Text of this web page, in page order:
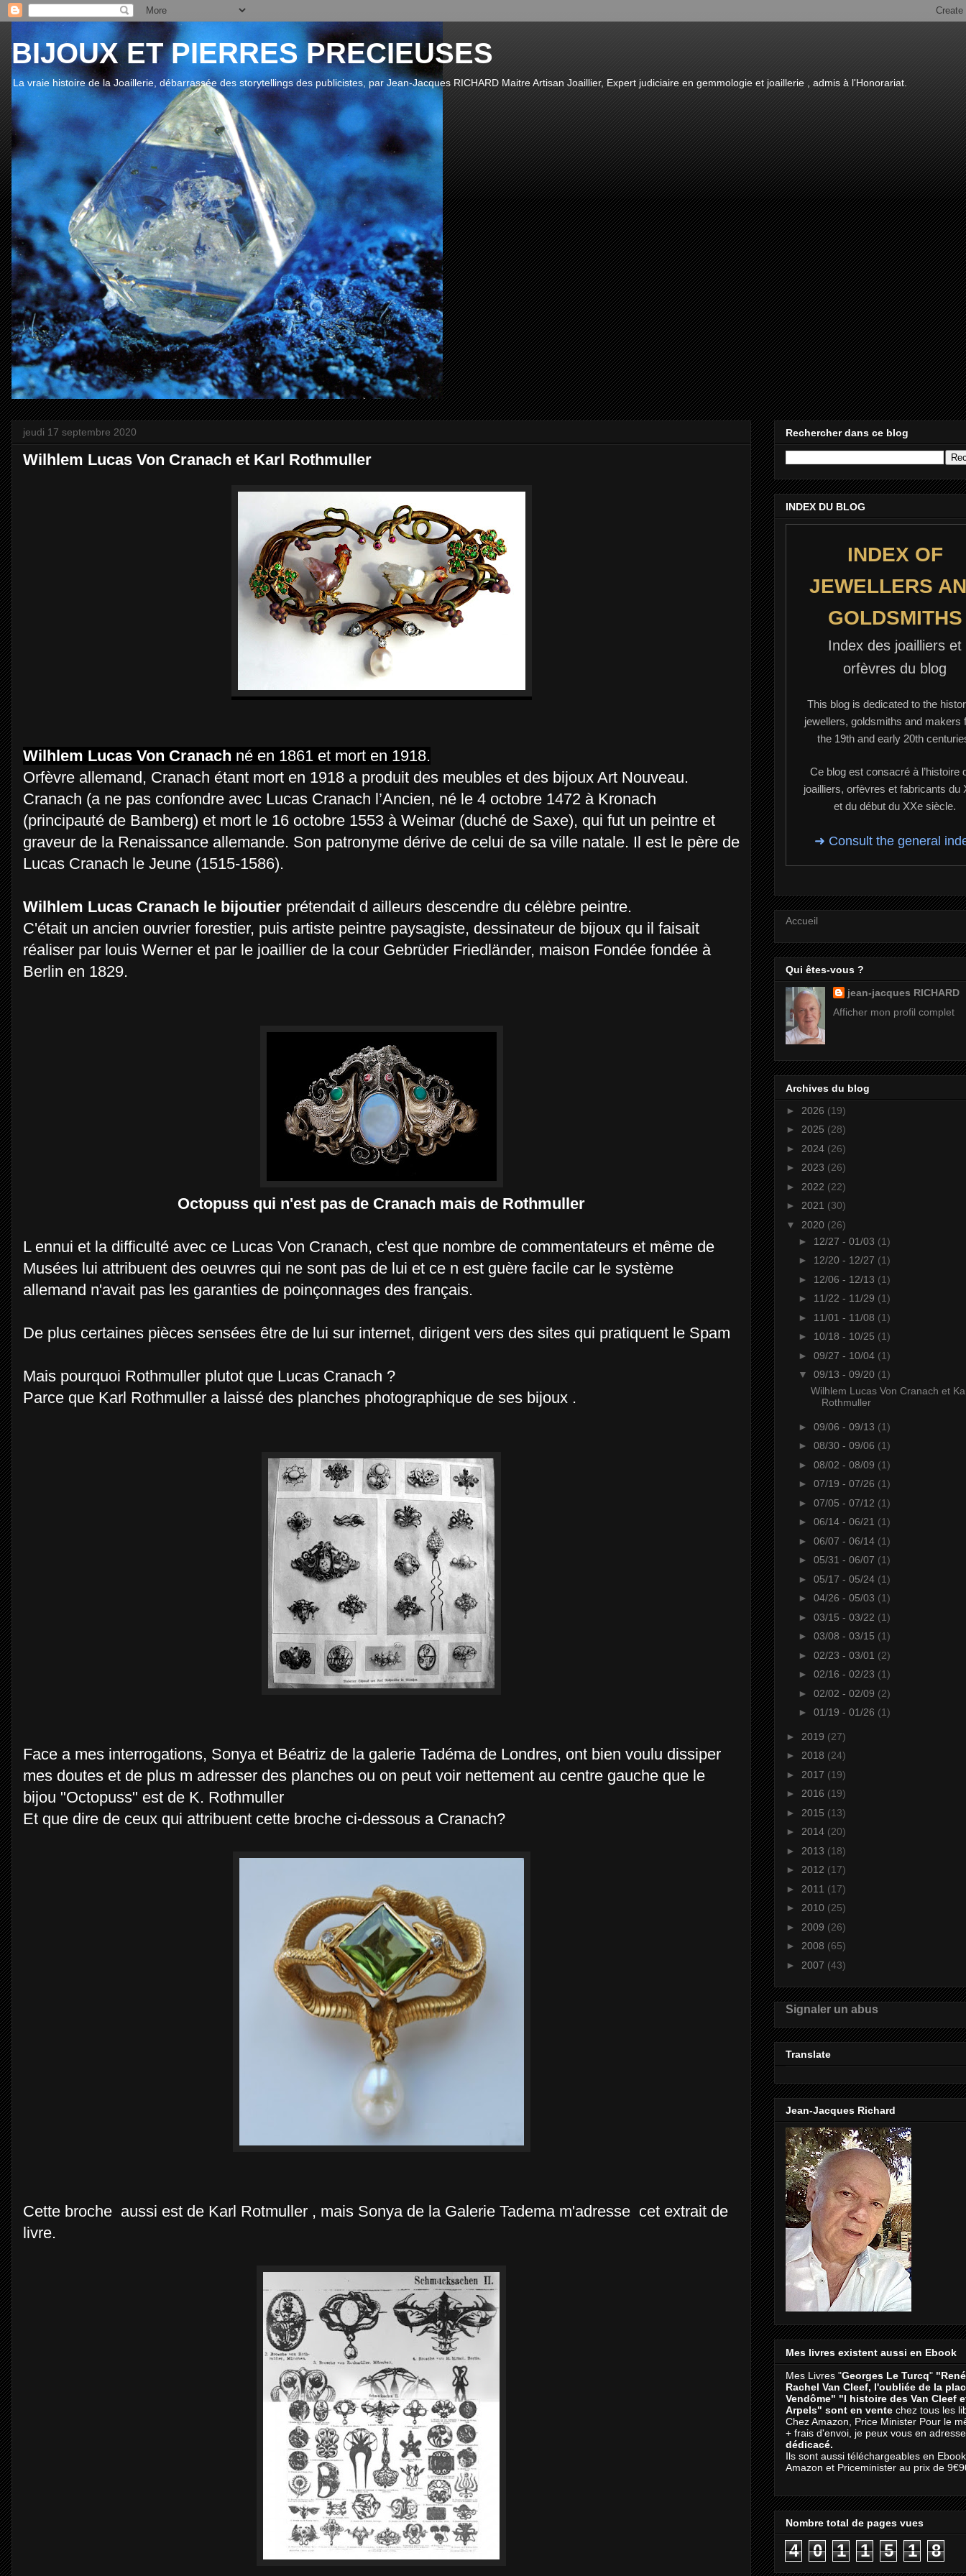
BIJOUX ET PIERRES PRECIEUSES
La vraie histoire de la Joaillerie, débarrassée des storytellings des publicistes, par Jean-Jacques RICHARD Maitre Artisan Joaillier, Expert judiciaire en gemmologie et joaillerie , admis à l'Honorariat.
jeudi 17 septembre 2020
Wilhlem Lucas Von Cranach et Karl Rothmuller
Wilhlem Lucas Von Cranach né en 1861 et mort en 1918.
Orfèvre allemand, Cranach étant mort en 1918 a produit des meubles et des bijoux Art Nouveau.
Cranach (a ne pas confondre avec Lucas Cranach l’Ancien, né le 4 octobre 1472 à Kronach
(principauté de Bamberg) et mort le 16 octobre 1553 à Weimar (duché de Saxe), qui fut un peintre et
graveur de la Renaissance allemande. Son patronyme dérive de celui de sa ville natale. Il est le père de
Lucas Cranach le Jeune (1515-1586).
Wilhlem Lucas Cranach le bijoutier prétendait d ailleurs descendre du célèbre peintre.
C'était un ancien ouvrier forestier, puis artiste peintre paysagiste, dessinateur de bijoux qu il faisait
réaliser par louis Werner et par le joaillier de la cour Gebrüder Friedländer, maison Fondée fondée à
Berlin en 1829.
Octopuss qui n'est pas de Cranach mais de Rothmuller
L ennui et la difficulté avec ce Lucas Von Cranach, c'est que nombre de commentateurs et même de
Musées lui attribuent des oeuvres qui ne sont pas de lui et ce n est guère facile car le système
allemand n'avait pas les garanties de poinçonnages des français.
De plus certaines pièces sensées être de lui sur internet, dirigent vers des sites qui pratiquent le Spam
Mais pourquoi Rothmuller plutot que Lucas Cranach ?
Parce que Karl Rothmuller a laissé des planches photographique de ses bijoux .
Face a mes interrogations, Sonya et Béatriz de la galerie Tadéma de Londres, ont bien voulu dissiper
mes doutes et de plus m adresser des planches ou on peut voir nettement au centre gauche que le
bijou "Octopuss" est de K. Rothmuller
Et que dire de ceux qui attribuent cette broche ci-dessous a Cranach?
Cette broche aussi est de Karl Rotmuller , mais Sonya de la Galerie Tadema m'adresse cet extrait de
livre.
Rechercher dans ce blog
INDEX DU BLOG
INDEX OF
JEWELLERS
GOLDSMITHS
Index des joailliers et
orfèvres du blog
This blog is dedicated to the
jewellers, goldsmiths and makers
the 19th and early 20th
Ce blog est consacré à l’histoire
joailliers, orfèvres et fabricants du
et du début du XXe siècle.
➜ Consult the general
Accueil
Qui êtes-vous ?
jean-jacques RICHARD
Afficher mon profil complet
Archives du blog
► 2026 (19)
► 2025 (28)
► 2024 (26)
► 2023 (26)
► 2022 (22)
► 2021 (30)
▼ 2020 (26)
► 12/27 - 01/03 (1)
► 12/20 - 12/27 (1)
► 12/06 - 12/13 (1)
► 11/22 - 11/29 (1)
► 11/01 - 11/08 (1)
► 10/18 - 10/25 (1)
► 09/27 - 10/04 (1)
▼ 09/13 - 09/20 (1)
Wilhlem Lucas Von Cranach et
Rothmuller
► 09/06 - 09/13 (1)
► 08/30 - 09/06 (1)
► 08/02 - 08/09 (1)
► 07/19 - 07/26 (1)
► 07/05 - 07/12 (1)
► 06/14 - 06/21 (1)
► 06/07 - 06/14 (1)
► 05/31 - 06/07 (1)
► 05/17 - 05/24 (1)
► 04/26 - 05/03 (1)
► 03/15 - 03/22 (1)
► 03/08 - 03/15 (1)
► 02/23 - 03/01 (2)
► 02/16 - 02/23 (1)
► 02/02 - 02/09 (2)
► 01/19 - 01/26 (1)
► 2019 (27)
► 2018 (24)
► 2017 (19)
► 2016 (19)
► 2015 (13)
► 2014 (20)
► 2013 (18)
► 2012 (17)
► 2011 (17)
► 2010 (25)
► 2009 (26)
► 2008 (65)
► 2007 (43)
Signaler un abus
Translate
Jean-Jacques Richard
Mes livres existent aussi en Ebook
Mes Livres "Georges Le Turcq"
Rachel Van Cleef, l'oubliée de la
Vendôme" "l histoire des Van Cleef
Arpels" sont en vente chez tous les
Chez Amazon, Price Minister Pour le
+ frais d'envoi, je peux vous en
dédicacé.
Ils sont aussi téléchargeables en
Amazon et Priceminister au prix de
Nombre total de pages vues
4 0 1 1 5 1 8